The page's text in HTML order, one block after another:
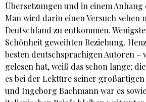
Übersetzungen und in einem
Man wird darin einen Versuch sehen
Deutschland zu entkommen.
Schönheit geweihten Beziehung.
besten deutschsprachigen Autoren –
gelesen hat, weiß das schon lange;
es bei der Lektüre seiner
und Ingeborg Bachmann war es